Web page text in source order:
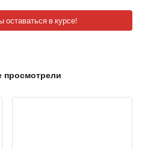
оставаться в курсе!
просмотрели